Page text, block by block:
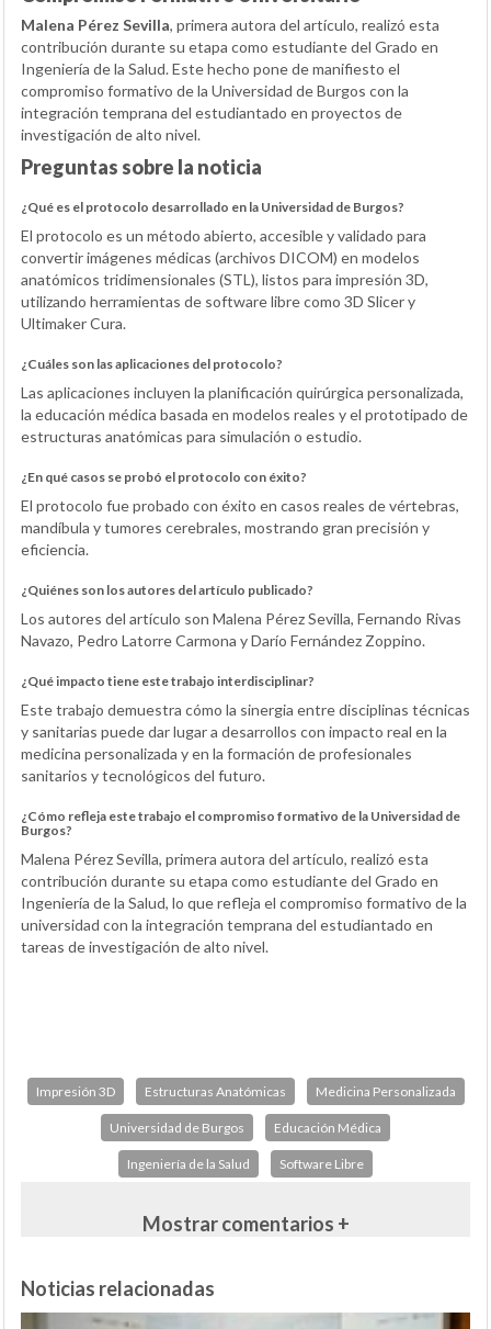
Malena Pérez Sevilla, primera autora del artículo, realizó esta
contribución durante su etapa como estudiante del Grado en
Ingeniería de la Salud. Este hecho pone de manifiesto el
compromiso formativo de la Universidad de Burgos con la
integración temprana del estudiantado en proyectos de
investigación de alto nivel.
Preguntas sobre la noticia
¿Qué es el protocolo desarrollado en la Universidad de Burgos?
El protocolo es un método abierto, accesible y validado para
convertir imágenes médicas (archivos DICOM) en modelos
anatómicos tridimensionales (STL), listos para impresión 3D,
utilizando herramientas de software libre como 3D Slicer y
Ultimaker Cura.
¿Cuáles son las aplicaciones del protocolo?
Las aplicaciones incluyen la planificación quirúrgica personalizada,
la educación médica basada en modelos reales y el prototipado de
estructuras anatómicas para simulación o estudio.
¿En qué casos se probó el protocolo con éxito?
El protocolo fue probado con éxito en casos reales de vértebras,
mandíbula y tumores cerebrales, mostrando gran precisión y
eficiencia.
¿Quiénes son los autores del artículo publicado?
Los autores del artículo son Malena Pérez Sevilla, Fernando Rivas
Navazo, Pedro Latorre Carmona y Darío Fernández Zoppino.
¿Qué impacto tiene este trabajo interdisciplinar?
Este trabajo demuestra cómo la sinergia entre disciplinas técnicas
y sanitarias puede dar lugar a desarrollos con impacto real en la
medicina personalizada y en la formación de profesionales
sanitarios y tecnológicos del futuro.
¿Cómo refleja este trabajo el compromiso formativo de la Universidad de
Burgos?
Malena Pérez Sevilla, primera autora del artículo, realizó esta
contribución durante su etapa como estudiante del Grado en
Ingeniería de la Salud, lo que refleja el compromiso formativo de la
universidad con la integración temprana del estudiantado en
tareas de investigación de alto nivel.
Impresión 3D Estructuras Anatómicas Medicina Personalizada
Universidad de Burgos Educación Médica
Ingeniería de la Salud Software Libre
Mostrar comentarios +
Noticias relacionadas